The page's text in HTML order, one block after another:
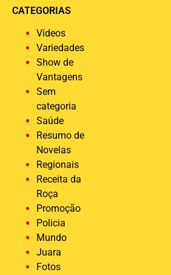
CATEGORIAS
Vídeos
Variedades
Show de
Vantagens
Sem
categoria
Saúde
Resumo de
Novelas
Regionais
Receita da
Roça
Promoção
Policia
Mundo
Juara
Fotos